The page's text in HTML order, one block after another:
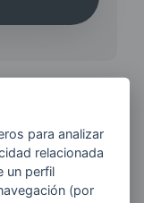
DE
para analizar
relacionada
un perfil
(por